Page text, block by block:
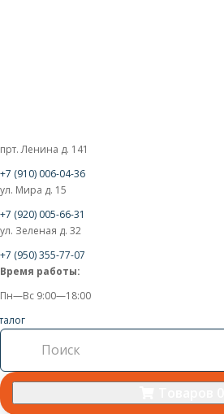
прт. Ленина д. 141
+7 (910) 006-04-36
ул. Мира д. 15
+7 (920) 005-66-31
ул. Зеленая д. 32
+7 (950) 355-77-07
Время работы:
Пн—Вс 9:00—18:00